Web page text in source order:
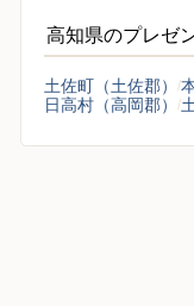
高知県のプレゼ
土佐町（土佐郡）
日高村（高岡郡）